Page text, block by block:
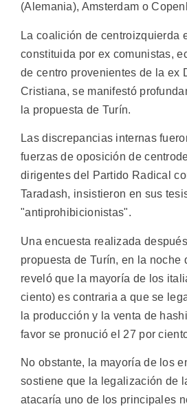
(Alemania), Amsterdam o
La coalición de centroizquierda
constituida por ex comunistas,
de centro provenientes de la ex
Cristiana, se manifestó
la propuesta de Turín.
Las discrepancias internas
fuerzas de oposición de
dirigentes del Partido Radical
Taradash, insistieron en sus
"antiprohibicionistas".
Una encuesta realizada
propuesta de Turín, en la noche
reveló que la mayoría de los
ciento) es contraria a que se
la producción y la venta de
favor se pronució el 27 por
No obstante, la mayoría de los
sostiene que la legalización de
atacaría uno de los principales